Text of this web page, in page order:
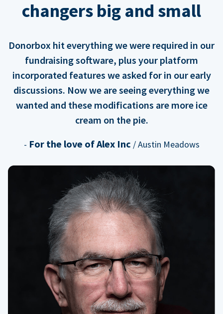
changers big and small
Donorbox hit everything we were required in our
fundraising software, plus your platform
incorporated features we asked for in our early
discussions. Now we are seeing everything we
wanted and these modifications are more ice
cream on the pie.
- For the love of Alex Inc / Austin Meadows